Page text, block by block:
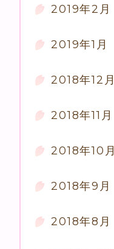
2019年2月
2019年1月
2018年12月
2018年11月
2018年10月
2018年9月
2018年8月